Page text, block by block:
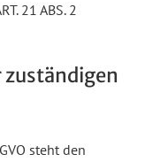
21 ABS. 2
zuständigen
steht den